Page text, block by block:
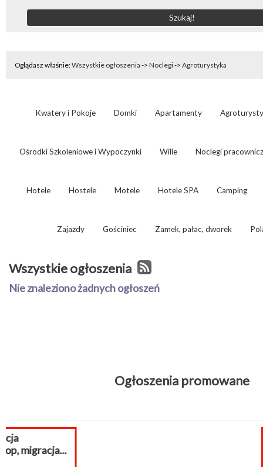
Oglądasz właśnie:Wszystkie ogłoszenia -> Noclegi-> Agroturystyka
Kwatery i Pokoje Domki Apartamenty
Ośrodki Szkoleniowe i Wypoczynki Wille Noclegi
Hotele Hostele Motele Hotele SPA Camping
Zajazdy Gościniec Zamek, pałac, dworek
Wszystkie ogłoszenia
Nie znaleziono żadnych ogłoszeń
Ogłoszenia promowane